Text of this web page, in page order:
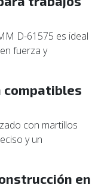
D-61575 es ideal
fuerza y
compatibles
con martillos
y un
en